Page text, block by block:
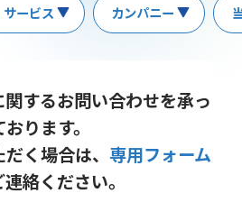
ービス カンパニー
するお問い合わせを承っ
おります。
く場合は、 専用フォーム
絡ください。